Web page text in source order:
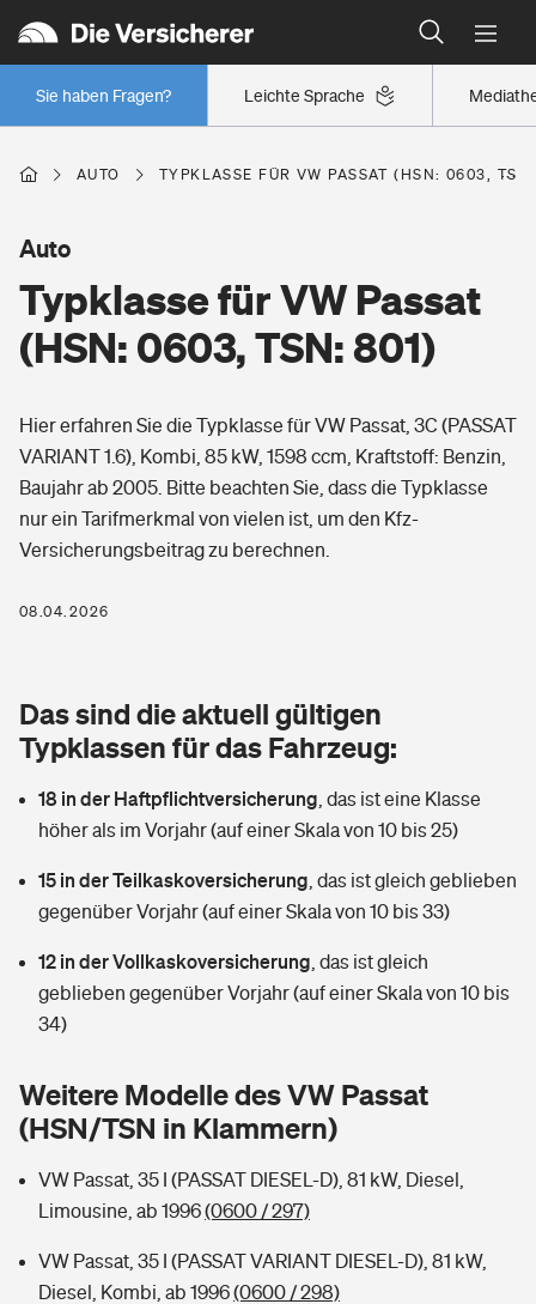
Leichte Sprache
Sie haben Fragen?
Wer versichert was: Jetzt Versicherer finden
Regionalklassen: So ist Ihre Region eingestuft
Wer versichert was: Jetzt Versicherer finden
Berufsunfähigkeitsversicherung
Erwerbsunfähigkeitsversicherung
Grundfähigkeitsversicherung
Arbeitsrechtsschutz
Berufshaftpflichtversicherung
Zur Übersicht
Tools
Wer versichert was: Jetzt Versicherer finden
Sie haben Fragen?
Wohnen
Glasversicherung
Mietkautionsversicherung
Restkreditversicherung
Zur Übersicht
Hochwasser-Check: Wie gefährdet ist Ihr Haus?
Wer versichert was: Jetzt Versicherer finden
Sie haben Fragen?
Freizeit
Pri­vate Haft­pflicht­
Kinderunfall­ver­si­che­rung
Kinderinvalidität
Reiseversicherung
Pferdehalter-Haftpflicht
Private Cyberversicherung
Musikinstrumentenversicherung
Zur Übersicht
Gesundheit
Private Krankenversicherung
Dread-Disease-Versicherung
Tierkrankenversicherung
Wer versichert was: Jetzt Versicherer finden
Sie haben Fragen?
Rentenrechner: Wie viel Geld bekomme ich im Alter?
AUTO TYPKLASSE FÜR VW PASSAT (HSN: 0603,
Typklasse für VW Passat
(HSN: 0603, TSN: 801)
Auto
Hier erfahren Sie die Typklasse für VW Passat, 3C (PASSAT
VARIANT 1.6), Kombi, 85 kW, 1598 ccm, Kraftstoff: Benzin,
Baujahr ab 2005. Bitte beachten Sie, dass die Typklasse
nur ein Tarifmerkmal von vielen ist, um den Kfz-
Versicherungsbeitrag zu berechnen.
08.04.2026
Das sind die aktuell gültigen
Typklassen für das Fahrzeug:
18 in der Haftpflichtversicherung das ist eine Klasse
höher als im Vorjahr (auf einer Skala von 10 bis 25)
15 in der Teilkaskoversicherung das ist gleich geblieben
gegenüber Vorjahr (auf einer Skala von 10 bis 33)
12 in der Vollkaskoversicherung das ist gleich
geblieben gegenüber Vorjahr (auf einer Skala von 10 bis
34)
Weitere Modelle des VW Passat
(HSN/TSN in Klammern)
VW Passat, 35 I (PASSAT DIESEL-D), 81 kW, Diesel,
Limousine, ab 1996(0600 / 297)
VW Passat, 35 I (PASSAT VARIANT DIESEL-D), 81 kW,
Diesel, Kombi, ab 1996(0600 / 298)